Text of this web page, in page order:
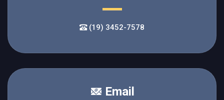
(19) 3452-7578
Email